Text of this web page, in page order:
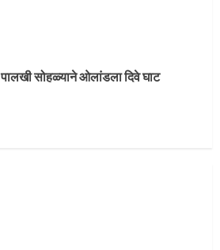
पालखी सोहळ्याने ओलांडला दिवे घाट